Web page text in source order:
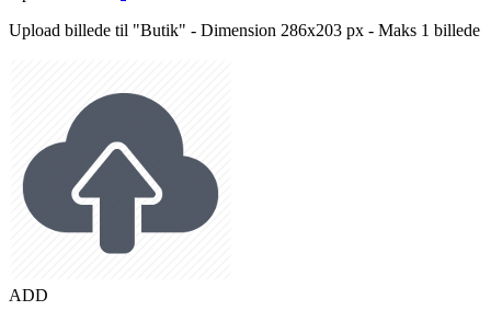
Upload billede til "Butik" - Dimension 286x203 px - Maks 1 billede
ADD